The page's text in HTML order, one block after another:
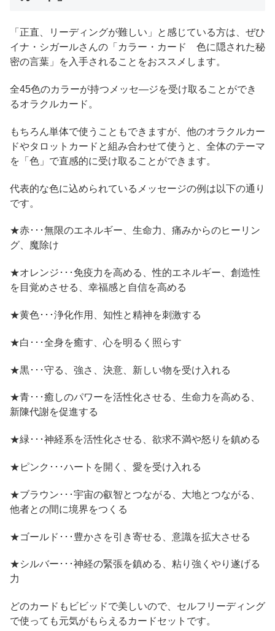
「正直、リーディングが難しい」と感じている方は、ぜひ
イナ・シガールさんの「カラー・カード 色に隠された秘
密の言葉」を入手されることをおススメします。
全45色のカラーが持つメッセ―ジを受け取ることができ
るオラクルカード。
もちろん単体で使うこともできますが、他のオラクルカー
ドやタロットカードと組み合わせて使うと、全体のテーマ
を「色」で直感的に受け取ることができます。
代表的な色に込められているメッセージの例は以下の通り
です。
★赤･･･無限のエネルギー、生命力、痛みからのヒーリン
グ、魔除け
★オレンジ･･･免疫力を高める、性的エネルギー、創造性
を目覚めさせる、幸福感と自信を高める
★黄色･･･浄化作用、知性と精神を刺激する
★白･･･全身を癒す、心を明るく照らす
★黒･･･守る、強さ、決意、新しい物を受け入れる
★青･･･癒しのパワーを活性化させる、生命力を高める、
新陳代謝を促進する
★緑･･･神経系を活性化させる、欲求不満や怒りを鎮める
★ピンク･･･ハートを開く、愛を受け入れる
★ブラウン･･･宇宙の叡智とつながる、大地とつながる、
他者との間に境界をつくる
★ゴールド･･･豊かさを引き寄せる、意識を拡大させる
★シルバー･･･神経の緊張を鎮める、粘り強くやり遂げる
力
どのカードもビビッドで美しいので、セルフリーディング
で使っても元気がもらえるカードセットです。